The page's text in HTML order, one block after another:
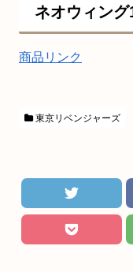
ネオウィン
商品リンク
東京リベンジャーズ